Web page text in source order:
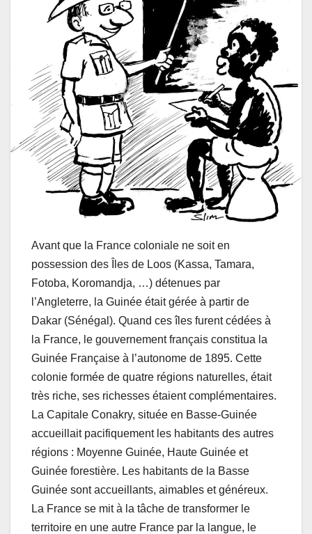
Avant que la France coloniale ne soit en
possession des Îles de Loos (Kassa, Tamara,
Fotoba, Koromandja, …) détenues par
l’Angleterre, la Guinée était gérée à partir de
Dakar (Sénégal). Quand ces îles furent cédées à
la France, le gouvernement français constitua la
Guinée Française à l’autonome de 1895. Cette
colonie formée de quatre régions naturelles, était
très riche, ses richesses étaient complémentaires.
La Capitale Conakry, située en Basse-Guinée
accueillait pacifiquement les habitants des autres
régions : Moyenne Guinée, Haute Guinée et
Guinée forestière. Les habitants de la Basse
Guinée sont accueillants, aimables et généreux.
La France se mit à la tâche de transformer le
territoire en une autre France par la langue, le